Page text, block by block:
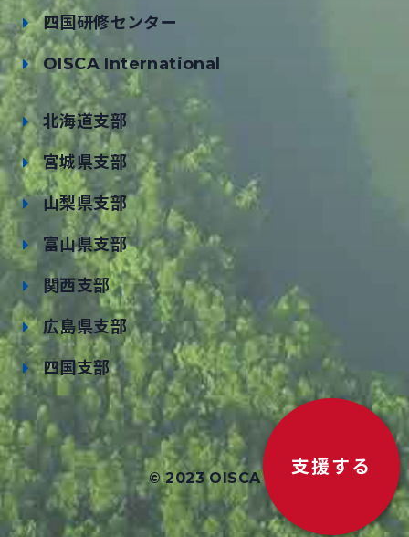
支援する
四国研修センター
OISCA International
北海道支部
宮城県支部
山梨県支部
富山県支部
関西支部
広島県支部
四国支部
© 2023 OISCA